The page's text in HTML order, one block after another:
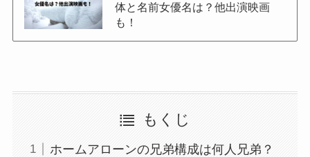
体と名前女優名は？他出演映画
も！
もくじ
ホームアローンの兄弟構成は何人兄弟？